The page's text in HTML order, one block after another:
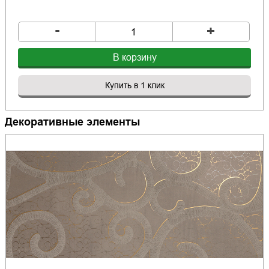
- +
В корзину
Купить в 1 клик
Декоративные элементы